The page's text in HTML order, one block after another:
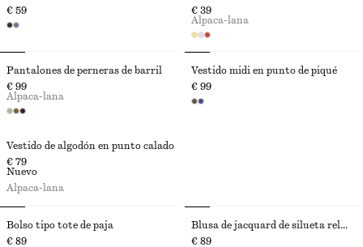
Vestido de algodón en punto calado
€ 79
Nuevo
Alpaca-lana
€ 59
€ 39
Alpaca-lana
Pantalones de perneras de barril
€ 99
Alpaca-lana
Vestido midi en punto de piqué
€ 99
Bolso tipo tote de paja
€ 89
Blusa de jacquard de silueta relajada
€ 89